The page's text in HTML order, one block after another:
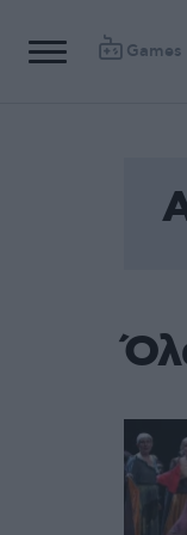
Games